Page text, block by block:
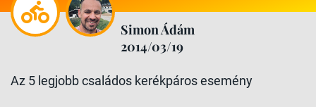
Simon Ádám
2014/03/19
Az 5 legjobb családos kerékpáros esemény